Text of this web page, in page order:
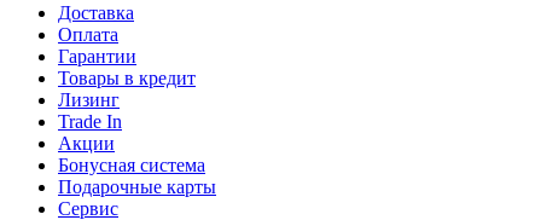
Доставка
Оплата
Гарантии
Товары в кредит
Лизинг
Trade In
Акции
Бонусная система
Подарочные карты
Сервис